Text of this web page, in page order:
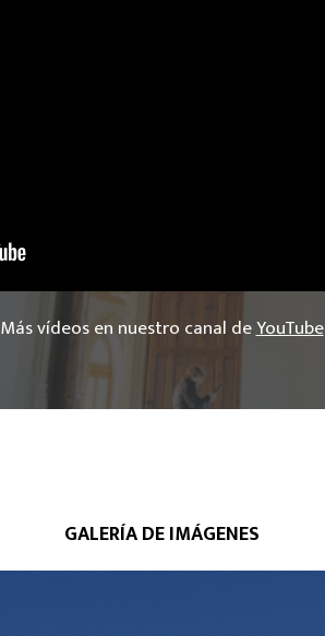
Más vídeos en nuestro canal deYouTube
GALERÍA DE IMÁGENES